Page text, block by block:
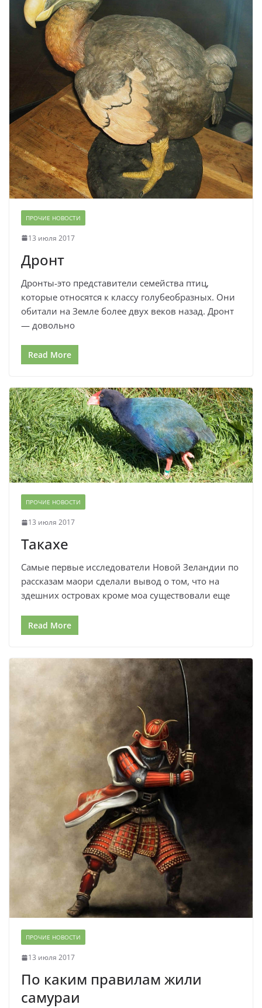
ПРОЧИЕ НОВОСТИ
13 июля 2017
Дронт
Дронты-это представители семейства птиц,
которые относятся к классу голубеобразных. Они
обитали на Земле более двух веков назад. Дронт
— довольно
Read More
ПРОЧИЕ НОВОСТИ
13 июля 2017
Такахе
Самые первые исследователи Новой Зеландии по
рассказам маори сделали вывод о том, что на
здешних островах кроме моа существовали еще
Read More
ПРОЧИЕ НОВОСТИ
13 июля 2017
По каким правилам жили
самураи